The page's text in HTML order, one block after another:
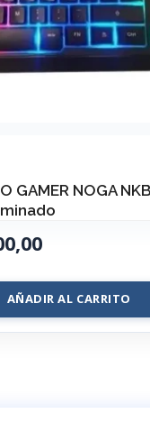
GAMER NOGA
AÑADIR AL CARRITO